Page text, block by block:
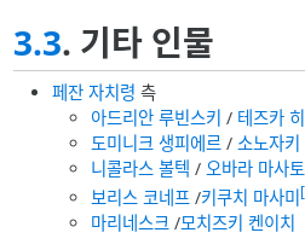
3.3. 기타 인물
페잔 자치령 측
아드리안 루빈스키 / 테즈카
도미니크 생피에르 /소노자키
니콜라스 볼텍 /오바라 마사토
보리스 코네프 /키쿠치 마사미
마리네스크 /모치즈키 켄이치